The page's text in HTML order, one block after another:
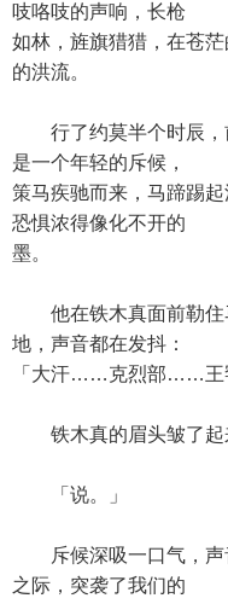
吱咯吱的声响，长枪
如林，旌旗猎猎，在苍
的洪流。
行了约莫半个时辰，
是一个年轻的斥候，
策马疾驰而来，马蹄踢
恐惧浓得像化不开的
墨。
他在铁木真面前勒住
地，声音都在发抖：
「大汗……克烈部……
铁木真的眉头皱了起
「说。」
斥候深吸一口气，声
之际，突袭了我们的